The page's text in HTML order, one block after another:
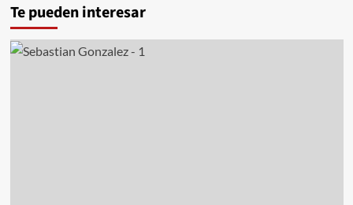
Te pueden interesar